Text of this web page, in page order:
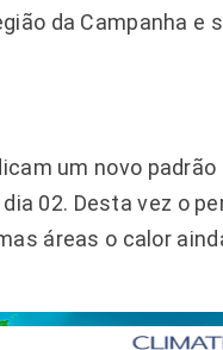
da Campanha e
um novo
02. Desta vez o
áreas o calor